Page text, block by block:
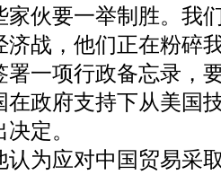
家伙要一举制胜。我
济战，他们正在粉碎
署一项行政备忘录，
在政府支持下从美国
定。
认为应对中国贸易采